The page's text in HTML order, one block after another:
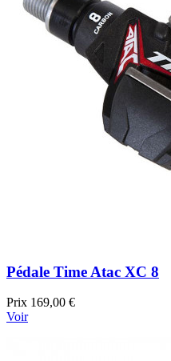
Pédale Time Atac XC 8
Prix 169,00 €
Voir